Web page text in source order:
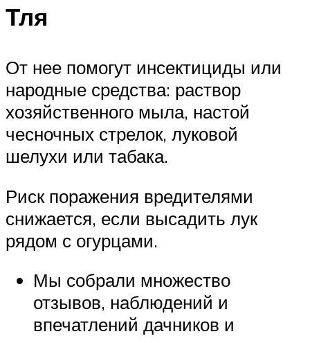
Тля
От нее помогут инсектициды или
народные средства: раствор
хозяйственного мыла, настой
чесночных стрелок, луковой
шелухи или табака.
Риск поражения вредителями
снижается, если высадить лук
рядом с огурцами.
Мы собрали множество
отзывов, наблюдений и
впечатлений дачников и